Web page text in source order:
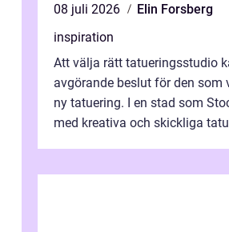
08 juli 2026
Elin Forsberg
inspiration
Att välja rätt tatueringsstudio
avgörande beslut för den som
ny tatuering. I en stad som
med kreativa och skickliga